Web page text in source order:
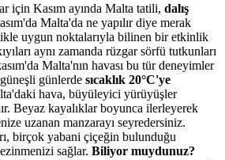
için Kasım ayında Malta tatili, dalış
Malta'da ne yapılır diye merak
uygun noktalarıyla bilinen bir etkinlik
aynı zamanda rüzgar sörfü tutkunları
Malta'nın havası bu tür deneyimler
günlerde sıcaklık 20°C'ye
hava, büyüleyici yürüyüşler
Beyaz kayalıklar boyunca ilerleyerek
uzanan manzarayı seyredersiniz.
birçok yabani çiçeğin bulunduğu
sağlar. Biliyor muydunuz?